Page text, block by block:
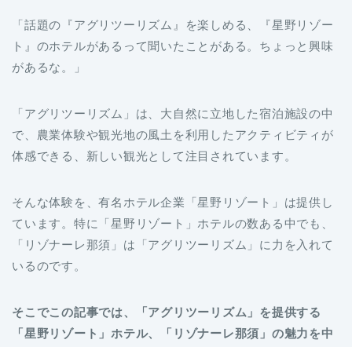
「話題の『アグリツーリズム』を楽しめる、『星野リゾー
ト』のホテルがあるって聞いたことがある。ちょっと興味
があるな。」
「アグリツーリズム」は、大自然に立地した宿泊施設の中
で、農業体験や観光地の風土を利用したアクティビティが
体感できる、新しい観光として注目されています。
そんな体験を、有名ホテル企業「星野リゾート」は提供し
ています。特に「星野リゾート」ホテルの数ある中でも、
「リゾナーレ那須」は「アグリツーリズム」に力を入れて
いるのです。
そこでこの記事では、「アグリツーリズム」を提供する
「星野リゾート」ホテル、「リゾナーレ那須」の魅力を中